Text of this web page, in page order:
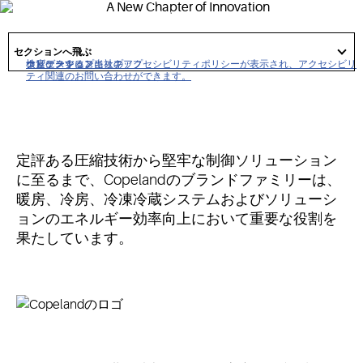
クリックすると当社のアクセシビリティポリシーが表示され、アクセシビリ
ティ関連のお問い合わせができます。
ナビゲーションにスキップ
コンテンツにスキップ
検索にスキップ
パフォーマンスに基づき構築されています。
to
section
セクションへ飛ぶ
定評ある圧縮技術から堅牢な制御ソリューション
に至るまで、Copelandのブランドファミリーは、
暖房、冷房、冷凍冷蔵システムおよびソリューシ
ョンのエネルギー効率向上において重要な役割を
果たしています。